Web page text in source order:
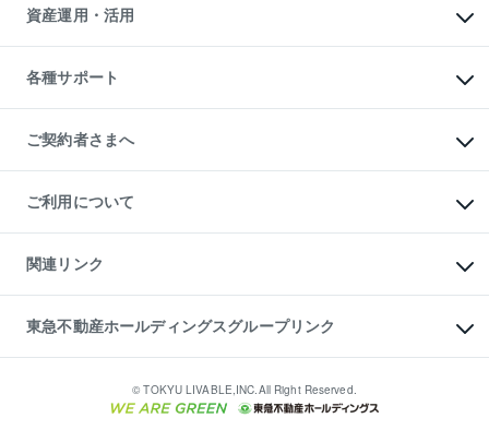
ビル購入（ビル一棟）
投資用不動産の売却査定
事業用不動産の売却査定
不動産相場・不動産価格情報
不動産コラム・ニュース
不動産用語集
不動産なんでもネット相談室
住まいの税金
一棟リノベーションマンション
L`GENTE（ルジェンテ）
区分リノベーションマンション
投資用一棟レジデンスWELL
不動産小口投資
LEGACIA（レガシア）
資産運用・活用
不動産M&A
アセットマネジメント・出資
各種サポート
相続サポート
リフォームサポート
ご契約者さまへ
ご紹介・再契約特典
入居者様専用-各種ご案内（賃貸）
東急こすもす会「こすもすWeb」
ご利用について
金融商品取引について
東急リバブル ソーシャルメディアポリシー
ご意見・お問い合わせ（金融商品取引専用の相談・お問い合わせ窓口）
ダイレクトメール（郵送物）・Eメールなどの送付停止について
関連リンク
これからご結婚される方に東急百貨店のブライダルクラブ
人材サービスのご用命は 東急リバブルスタッフ株式会社まで
東北の逸品を贈ります 東北すぐれものセレクション
東急不動産ホールディングスグループリンク
東急コミュニティー
東急住宅リース
© TOKYU LIVABLE,INC.All Right Reserved.